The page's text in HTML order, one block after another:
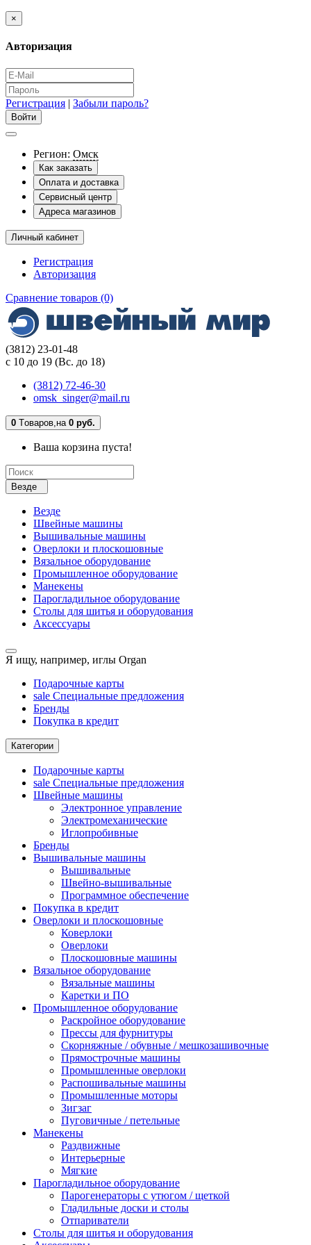
×
Авторизация
Регистрация | Забыли пароль?
Регион: Омск
Как заказать
Оплата и доставка
Сервисный центр
Адреса магазинов
Личный кабинет
Регистрация
Авторизация
Сравнение товаров (0)
(3812) 23-01-48
с 10 до 19 (Вс. до 18)
(3812) 72-46-30
omsk_singer@mail.ru
0 Tоваров,на 0 руб.
Ваша корзина пуста!
Везде
Везде
Швейные машины
Вышивальные машины
Оверлоки и плоскошовные
Вязальное оборудование
Промышленное оборудование
Манекены
Парогладильное оборудование
Столы для шитья и оборудования
Аксессуары
Я ищу, например, иглы Organ
Подарочные карты
sale Специальные предложения
Бренды
Покупка в кредит
Категории
Подарочные карты
sale Специальные предложения
Швейные машины
Электронное управление
Электромеханические
Иглопробивные
Бренды
Вышивальные машины
Вышивальные
Швейно-вышивальные
Программное обеспечение
Покупка в кредит
Оверлоки и плоскошовные
Коверлоки
Оверлоки
Плоскошовные машины
Вязальное оборудование
Вязальные машины
Каретки и ПО
Промышленное оборудование
Раскройное оборудование
Прессы для фурнитуры
Скорняжные / обувные / мешкозашивочные
Прямострочные машины
Промышленные оверлоки
Распошивальные машины
Промышленные моторы
Зигзаг
Пуговичные / петельные
Манекены
Раздвижные
Интерьерные
Мягкие
Парогладильное оборудование
Парогенераторы с утюгом / щеткой
Гладильные доски и столы
Отпариватели
Столы для шитья и оборудования